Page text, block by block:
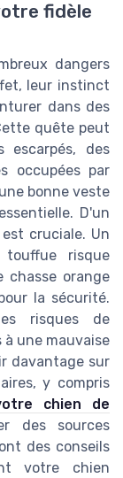
fidèle
dangers
leur instinct
dans des
quête peut
escarpés, des
occupées par
bonne veste
D'un
cruciale. Un
risque
chasse orange
la sécurité.
risques de
à une mauvaise
davantage sur
y compris
chien de
des sources
des conseils
votre chien